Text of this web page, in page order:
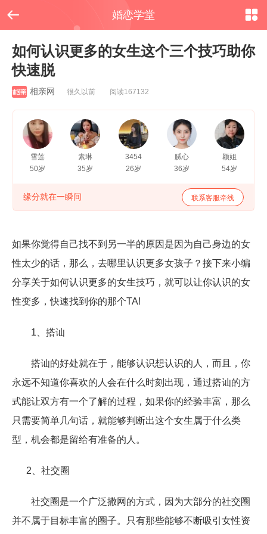
 婚恋学堂
如何认识更多的女生这个三个技巧助你
快速脱
相亲网 很久以前 阅读167132
雪莲
50岁
素琳
35岁
3454
26岁
腻心
36岁
颖姐
54岁
缘分就在一瞬间 联系客服牵线
如果你觉得自己找不到另一半的原因是因为自己身边的女
性太少的话，那么，去哪里认识更多女孩子？接下来小编
分享关于如何认识更多的女生技巧，就可以让你认识的女
性变多，快速找到你的那个TA!
1、搭讪
搭讪的好处就在于，能够认识想认识的人，而且，你
永远不知道你喜欢的人会在什么时刻出现，通过搭讪的方
式能让双方有一个了解的过程，如果你的经验丰富，那么
只需要简单几句话，就能够判断出这个女生属于什么类
型，机会都是留给有准备的人。
2、社交圈
社交圈是一个广泛撒网的方式，因为大部分的社交圈
并不属于目标丰富的圈子。只有那些能够不断吸引女性资
